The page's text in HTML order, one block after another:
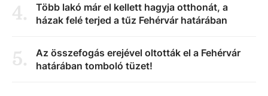
4.
Több lakó már el kellett hagyja otthonát, a
házak felé terjed a tűz Fehérvár határában
5.
Az összefogás erejével oltották el a Fehérvár
határában tomboló tüzet!